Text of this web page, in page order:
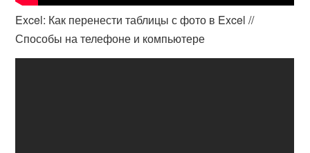
Excel: Как перенести таблицы с фото в Excel //
Способы на телефоне и компьютере